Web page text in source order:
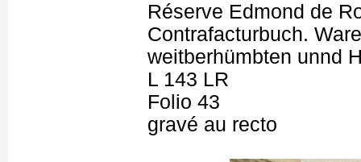
Réserve Edmond de
Contrafacturbuch.
weitberhümbten unnd
L 143 LR
Folio 43
gravé au recto